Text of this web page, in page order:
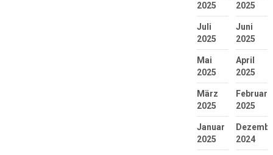
2025
2025
Juli
2025
Juni
2025
Mai
2025
April
2025
März
2025
Februar
2025
Januar
2025
2024